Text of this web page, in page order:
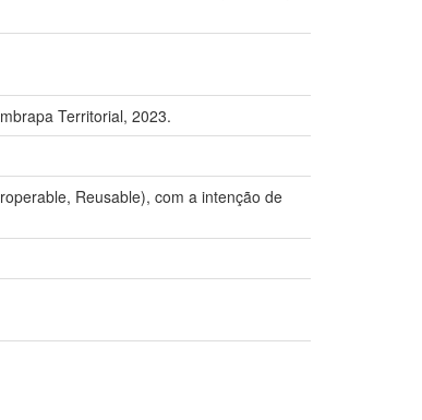
Territorial, 2023.
Reusable), com a intenção de